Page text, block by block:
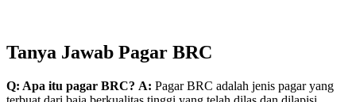
Tanya Jawab Pagar BRC
Q: Apa itu pagar BRC? A: Pagar BRC adalah jenis pagar yang